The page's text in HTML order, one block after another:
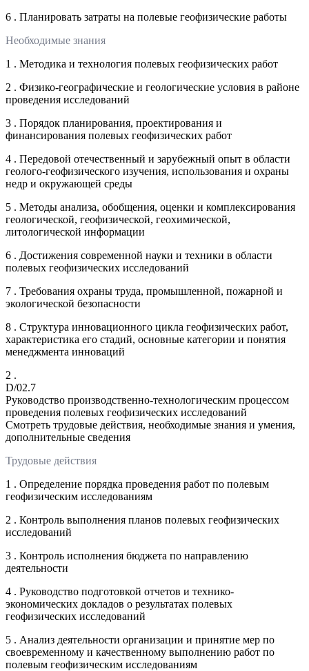
6 . Планировать затраты на полевые геофизические работы
Необходимые знания
1 . Методика и технология полевых геофизических работ
2 . Физико-географические и геологические условия в районе
проведения исследований
3 . Порядок планирования, проектирования и
финансирования полевых геофизических работ
4 . Передовой отечественный и зарубежный опыт в области
геолого-геофизического изучения, использования и охраны
недр и окружающей среды
5 . Методы анализа, обобщения, оценки и комплексирования
геологической, геофизической, геохимической,
литологической информации
6 . Достижения современной науки и техники в области
полевых геофизических исследований
7 . Требования охраны труда, промышленной, пожарной и
экологической безопасности
8 . Структура инновационного цикла геофизических работ,
характеристика его стадий, основные категории и понятия
менеджмента инноваций
2 .
D/02.7
Руководство производственно-технологическим процессом
проведения полевых геофизических исследований
Смотреть трудовые действия, необходимые знания и умения,
дополнительные сведения
Трудовые действия
1 . Определение порядка проведения работ по полевым
геофизическим исследованиям
2 . Контроль выполнения планов полевых геофизических
исследований
3 . Контроль исполнения бюджета по направлению
деятельности
4 . Руководство подготовкой отчетов и технико-
экономических докладов о результатах полевых
геофизических исследований
5 . Анализ деятельности организации и принятие мер по
своевременному и качественному выполнению работ по
полевым геофизическим исследованиям